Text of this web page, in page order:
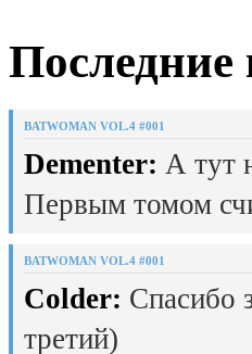
BATWOMAN VOL.4 #001
Dementer: А тут
Первым томом
BATWOMAN VOL.4 #001
Colder: Спасибо
третий)